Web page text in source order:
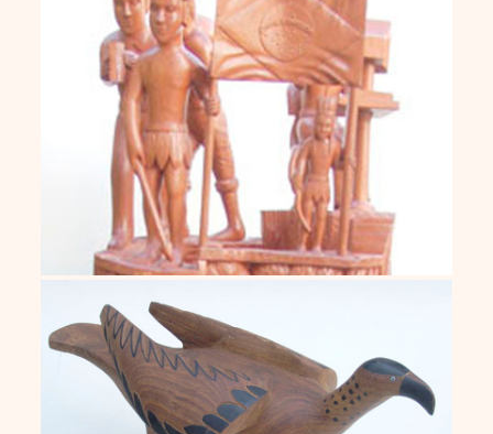
Antônio Julião
Bancos e objetos indígenas